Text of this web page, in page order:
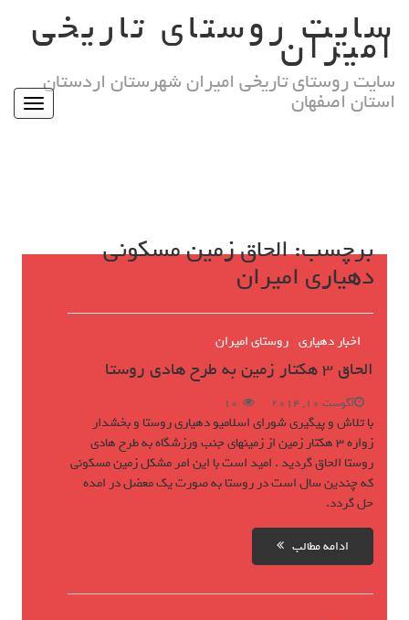
contentسایت روستای تاریخی
امیران
سایت روستای تاریخی امیران شهرستان اردستان
استان اصفهان Toggle
برچسب:الحاق زمین مسکونی
دهیاری امیران
الحاق 3 هکتار زمین به طرح هادی روستا
اخبار دهیاری روستای امیران
آگوست 10, 2014 10
با تلاش و پیگیری شورای اسلامیو دهیاری روستا و بخشدار
زواره 3 هکتار زمین از زمینهای جنب ورزشگاه به طرح هادی
روستا الحاق گردید . امید است با این امر مشکل زمین مسکونی
که چندین سال است در روستا به صورت یک معضل در امده
حل گردد.
ادامه مطالب